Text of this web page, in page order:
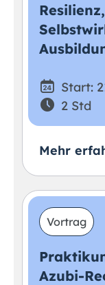
Start:
2 Std
Mehr
Vortrag
Azubi-